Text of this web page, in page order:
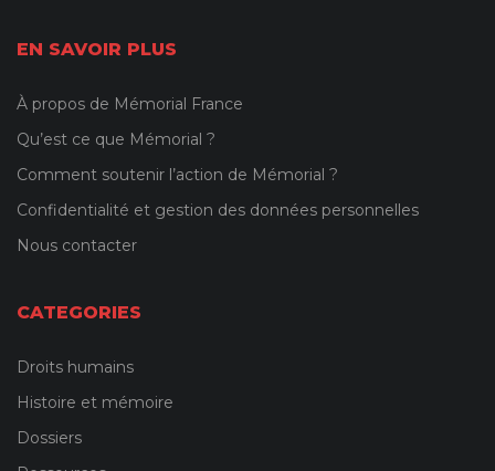
EN SAVOIR PLUS
À propos de Mémorial France
Qu’est ce que Mémorial ?
Comment soutenir l’action de Mémorial ?
Confidentialité et gestion des données personnelles
Nous contacter
CATEGORIES
Droits humains
Histoire et mémoire
Dossiers